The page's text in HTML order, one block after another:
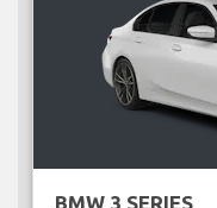
BMW 3 SERIES